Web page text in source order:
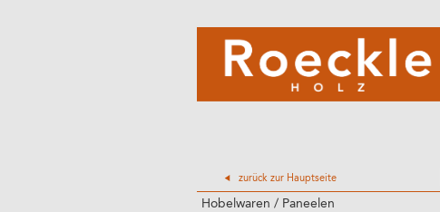
zurück zur Hauptseite
Hobelwaren / Paneelen